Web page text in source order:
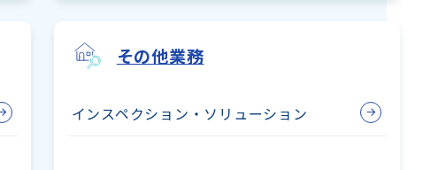
その他業務
インスペクション・ ソリューション